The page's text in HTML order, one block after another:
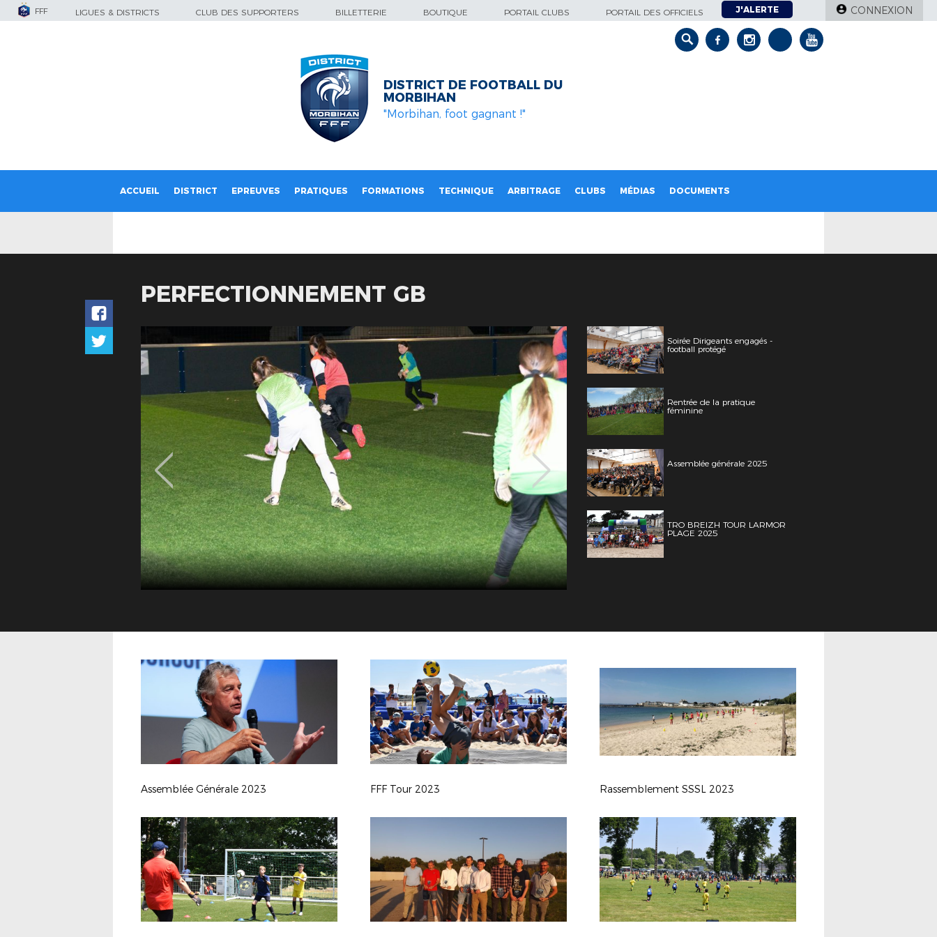
FFF LIGUES & DISTRICTS CLUB DES SUPPORTERS BILLETTERIE BOUTIQUE PORTAIL CLUBS PORTAIL DES OFFICIELS J'ALERTE CONNEXION
DISTRICT DE FOOTBALL DU
MORBIHAN
"Morbihan, foot gagnant !"
ACCUEIL DISTRICT EPREUVES PRATIQUES FORMATIONS TECHNIQUE ARBITRAGE CLUBS MÉDIAS DOCUMENTS
PERFECTIONNEMENT GB
Soirée Dirigeants engagés -
football protégé
Rentrée de la pratique
féminine
Assemblée générale 2025
TRO BREIZH TOUR LARMOR
PLAGE 2025
Assemblée Générale 2023 FFF Tour 2023 Rassemblement SSSL 2023